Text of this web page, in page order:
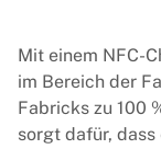
Mit einem NFC-
im Bereich der
Fabricks zu 100
sorgt dafür,